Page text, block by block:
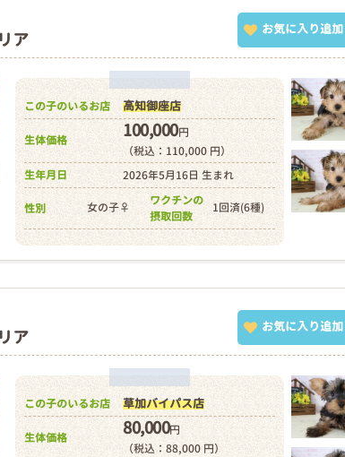
ア お気に入り追加
この子のいるお店 高知御座店
生体価格 100,000円
（税込：110,000 円）
生年月日
2026年5月16日 生まれ
性別 女の子♀
ワクチンの
摂取回数
1回済(6種)
ア お気に入り追加
この子のいるお店 草加バイパス店
生体価格 80,000円
（税込：88,000 円）